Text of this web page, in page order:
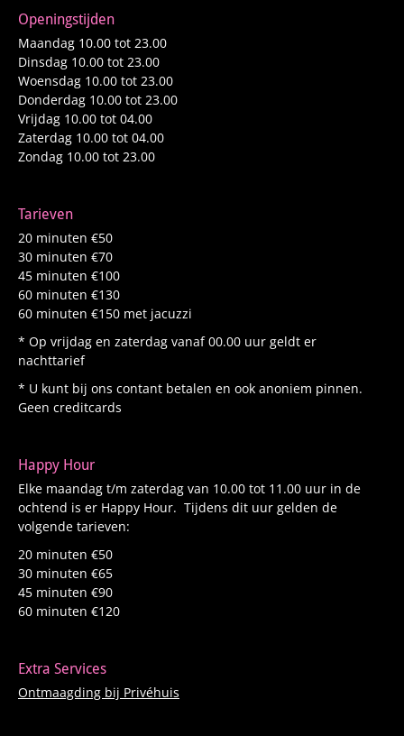
Openingstijden
Maandag 10.00 tot 23.00
Dinsdag 10.00 tot 23.00
Woensdag 10.00 tot 23.00
Donderdag 10.00 tot 23.00
Vrijdag 10.00 tot 04.00
Zaterdag 10.00 tot 04.00
Zondag 10.00 tot 23.00
Tarieven
20 minuten €50
30 minuten €70
45 minuten €100
60 minuten €130
60 minuten €150 met jacuzzi
* Op vrijdag en zaterdag vanaf 00.00 uur geldt er
nachttarief
* U kunt bij ons contant betalen en ook anoniem pinnen.
Geen creditcards
Happy Hour
Elke maandag t/m zaterdag van 10.00 tot 11.00 uur in de
ochtend is er Happy Hour. Tijdens dit uur gelden de
volgende tarieven:
20 minuten €50
30 minuten €65
45 minuten €90
60 minuten €120
Extra Services
Ontmaagding bij Privéhuis